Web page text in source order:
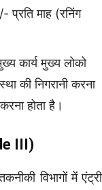
माह (रनिंग
कार्य मुख्य लोको
की निगरानी करना
होता है।
III)
विभागों में एंट्री